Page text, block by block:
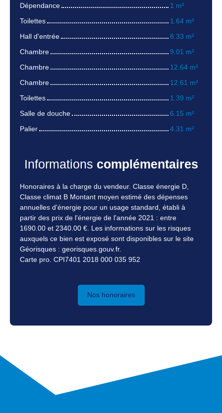
Dépendance
1 m²
Toilettes
1.64 m²
Hall d'entrée
8.33 m²
Chambre
9.01 m²
Chambre
12.64 m²
Chambre
12.61 m²
Toilettes
1.39 m²
Salle de douche
6.15 m²
Palier
4.31 m²
Informations complémentaires
Honoraires à la charge du vendeur. Classe énergie D,
Classe climat B Montant moyen estimé des dépenses
annuelles d'énergie pour un usage standard, établi à
partir des prix de l'énergie de l'année 2021 : entre
1690.00 et 2340.00 €. Les informations sur les risques
auxquels ce bien est exposé sont disponibles sur le site
Géorisques : georisques.gouv.fr.
Carte pro. CPI7401 2018 000 035 952
Nos honoraires